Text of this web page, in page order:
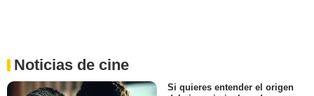
Noticias de cine
Si quieres entender el origen